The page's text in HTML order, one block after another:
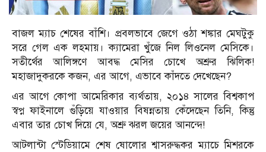
বাজল ম্যাচ শেষের বাঁশি। প্রবলভাবে জেগে ওঠা শঙ্কার মেঘটুকু
সরে গেল এক লহমায়। ক্যামেরা খুঁজে নিল লিওনেল মেসিকে।
সতীর্থের আলিঙ্গণে আবদ্ধ মেসির চোখে অশ্রুর ঝিলিক!
মহাজাদুকরকে কজন, এর আগে, এভাবে কাঁদতে দেখেছেন?
এর আগে কোপা আমেরিকার ব্যর্থতায়, ২০১৪ সালের বিশ্বকাপ
স্বপ্ন ফাইনালে গুঁড়িয়ে যাওয়ার বিষন্নতায় কেঁদেছেন তিনি, কিন্তু
এবার তার চোখ দিয়ে যে, অশ্রু ঝরল জয়ের আনন্দে!
আটলান্টা স্টেডিয়ামে শেষ ষোলোর শ্বাসরুদ্ধকর ম্যাচে মিশরকে